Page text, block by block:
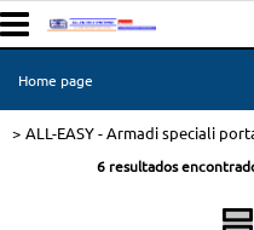
Home page
Area web spagnolo
ALL-EASY - Armadi speciali
6 resultados